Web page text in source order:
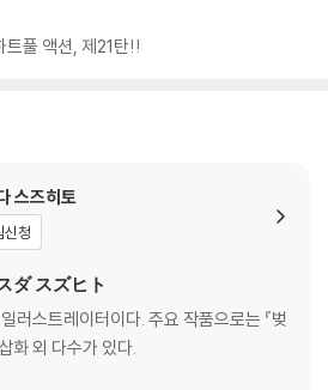
트풀 액션, 제21탄!!
스즈히토
신청
ダ スズヒト
러스트레이터이다. 주요 작품으로는 『벚
화 외 다수가 있다.